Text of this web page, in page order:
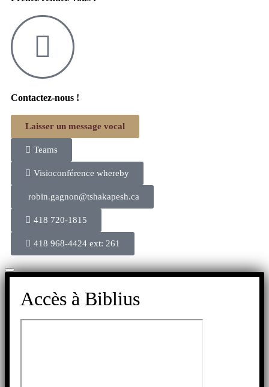
Contactez-nous !
Laisser un message vocal
Teams
Visioconférence whereby
robin.gagnon@tshakapesh.ca
418 720-1815
418 968-4424 ext: 261
Accès à Biblius